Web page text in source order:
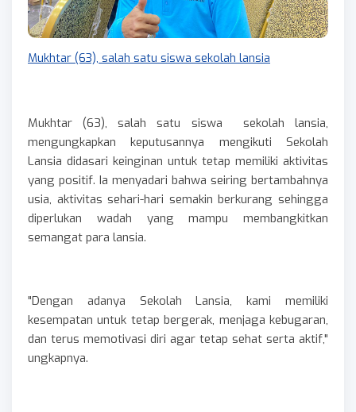
Mukhtar (63), salah satu siswa sekolah lansia
Mukhtar (63), salah satu siswa sekolah lansia,
mengungkapkan keputusannya mengikuti Sekolah
Lansia didasari keinginan untuk tetap memiliki aktivitas
yang positif. Ia menyadari bahwa seiring bertambahnya
usia, aktivitas sehari-hari semakin berkurang sehingga
diperlukan wadah yang mampu membangkitkan
semangat para lansia.
"Dengan adanya Sekolah Lansia, kami memiliki
kesempatan untuk tetap bergerak, menjaga kebugaran,
dan terus memotivasi diri agar tetap sehat serta aktif,"
ungkapnya.